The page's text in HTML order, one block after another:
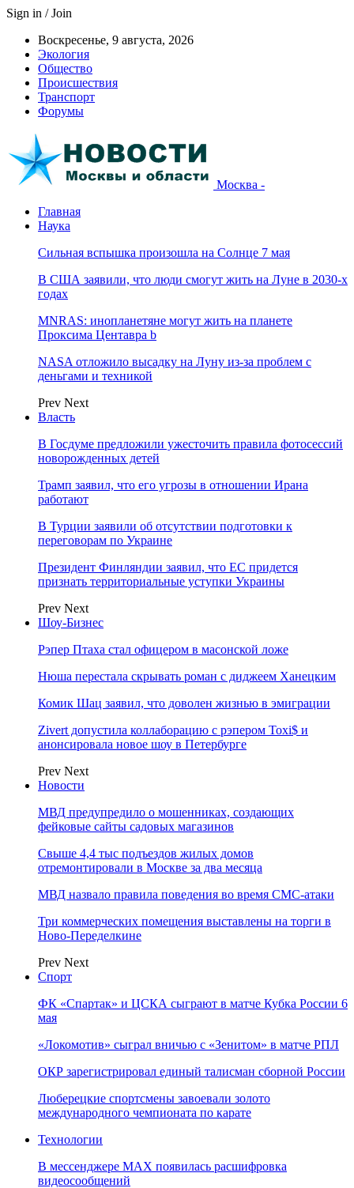
Sign in / Join
Воскресенье, 9 августа, 2026
Экология
Общество
Происшествия
Транспорт
Форумы
Москва -
Главная
Наука
Сильная вспышка произошла на Солнце 7 мая
В США заявили, что люди смогут жить на Луне в 2030-х
годах
MNRAS: инопланетяне могут жить на планете
Проксима Центавра b
NASA отложило высадку на Луну из-за проблем с
деньгами и техникой
Prev Next
Власть
В Госдуме предложили ужесточить правила фотосессий
новорожденных детей
Трамп заявил, что его угрозы в отношении Ирана
работают
В Турции заявили об отсутствии подготовки к
переговорам по Украине
Президент Финляндии заявил, что ЕС придется
признать территориальные уступки Украины
Prev Next
Шоу-Бизнес
Рэпер Птаха стал офицером в масонской ложе
Нюша перестала скрывать роман с диджеем Ханецким
Комик Шац заявил, что доволен жизнью в эмиграции
Zivert допустила коллаборацию с рэпером Toxi$ и
анонсировала новое шоу в Петербурге
Prev Next
Новости
МВД предупредило о мошенниках, создающих
фейковые сайты садовых магазинов
Свыше 4,4 тыс подъездов жилых домов
отремонтировали в Москве за два месяца
МВД назвало правила поведения во время СМС-атаки
Три коммерческих помещения выставлены на торги в
Ново-Переделкине
Prev Next
Спорт
ФК «Спартак» и ЦСКА сыграют в матче Кубка России 6
мая
«Локомотив» сыграл вничью с «Зенитом» в матче РПЛ
ОКР зарегистрировал единый талисман сборной России
Люберецкие спортсмены завоевали золото
международного чемпионата по карате
Технологии
В мессенджере MAX появилась расшифровка
видеосообщений